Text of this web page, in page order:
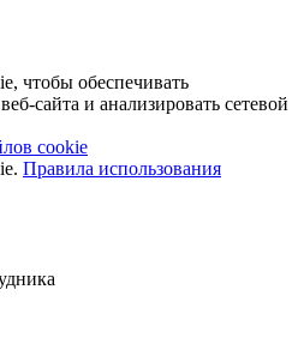
чтобы обеспечивать
сайта и анализировать сетевой
cookie
Правила использования